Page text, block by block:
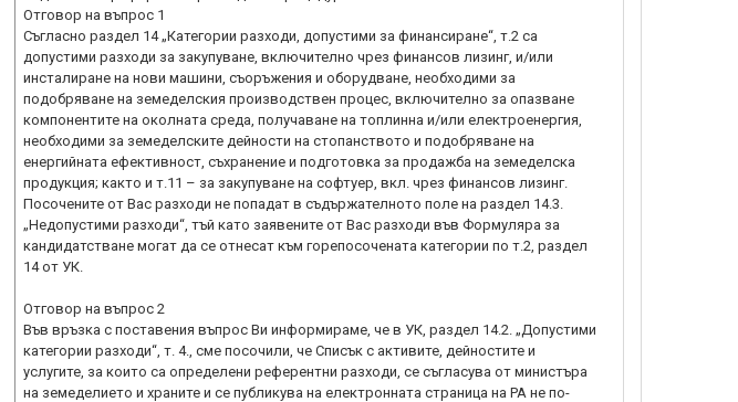
Отговор на въпрос 1
Съгласно раздел 14 „Категории разходи, допустими за финансиране“, т.2 са
допустими разходи за закупуване, включително чрез финансов лизинг, и/или
инсталиране на нови машини, съоръжения и оборудване, необходими за
подобряване на земеделския производствен процес, включително за опазване
компонентите на околната среда, получаване на топлинна и/или електроенергия,
необходими за земеделските дейности на стопанството и подобряване на
енергийната ефективност, съхранение и подготовка за продажба на земеделска
продукция; както и т.11 – за закупуване на софтуер, вкл. чрез финансов лизинг.
Посочените от Вас разходи не попадат в съдържателното поле на раздел 14.3.
„Недопустими разходи“, тъй като заявените от Вас разходи във Формуляра за
кандидатстване могат да се отнесат към горепосочената категории по т.2, раздел
14 от УК.
Отговор на въпрос 2
Във връзка с поставения въпрос Ви информираме, че в УК, раздел 14.2. „Допустими
категории разходи“, т. 4., сме посочили, че Списък с активите, дейностите и
услугите, за които са определени референтни разходи, се съгласува от министъра
на земеделието и храните и се публикува на електронната страница на РА не по-